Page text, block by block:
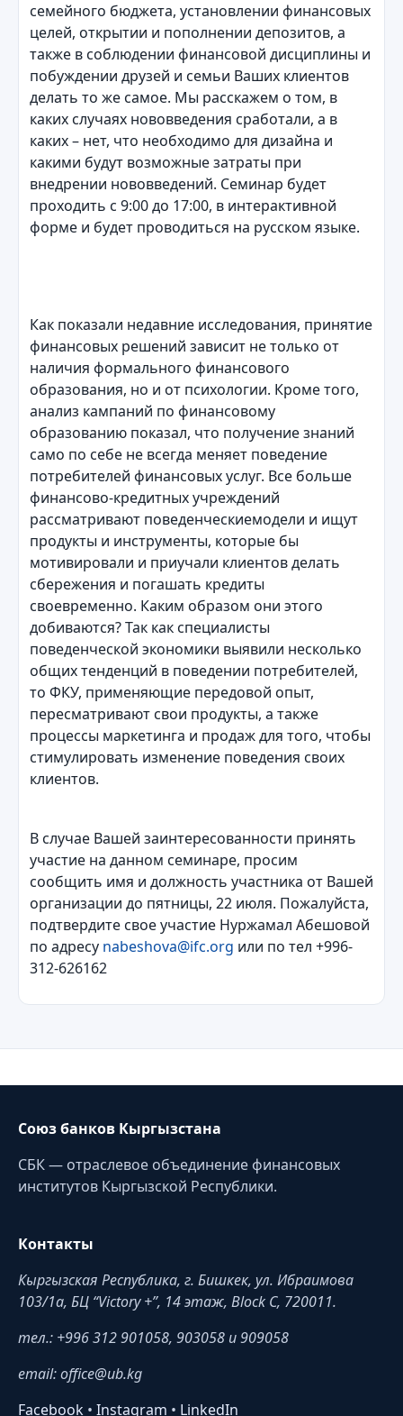
семейного бюджета, установлении финансовых
целей, открытии и пополнении депозитов, а
также в соблюдении финансовой дисциплины и
побуждении друзей и семьи Ваших клиентов
делать то же самое. Мы расскажем о том, в
каких случаях нововведения сработали, а в
каких – нет, что необходимо для дизайна и
какими будут возможные затраты при
внедрении нововведений. Семинар будет
проходить с 9:00 до 17:00, в интерактивной
форме и будет проводиться на русском языке.
Как показали недавние исследования, принятие
финансовых решений зависит не только от
наличия формального финансового
образования, но и от психологии. Кроме того,
анализ кампаний по финансовому
образованию показал, что получение знаний
само по себе не всегда меняет поведение
потребителей финансовых услуг. Все больше
финансово-кредитных учреждений
рассматривают поведенческиемодели и ищут
продукты и инструменты, которые бы
мотивировали и приучали клиентов делать
сбережения и погашать кредиты
своевременно. Каким образом они этого
добиваются? Так как специалисты
поведенческой экономики выявили несколько
общих тенденций в поведении потребителей,
то ФКУ, применяющие передовой опыт,
пересматривают свои продукты, а также
процессы маркетинга и продаж для того, чтобы
стимулировать изменение поведения своих
клиентов.
В случае Вашей заинтересованности принять
участие на данном семинаре, просим
сообщить имя и должность участника от Вашей
организации до пятницы, 22 июля. Пожалуйста,
подтвердите свое участие Нуржамал Абешовой
по адресу nabeshova@ifc.org или по тел +996-
312-626162
Союз банков Кыргызстана
СБК — отраслевое объединение финансовых
институтов Кыргызской Республики.
Контакты
Кыргызская Республика, г. Бишкек, ул. Ибраимова
103/1a, БЦ “Victory +”, 14 этаж, Block C, 720011.
тел.: +996 312 901058, 903058 и 909058
email: office@ub.kg
Facebook • Instagram • LinkedIn